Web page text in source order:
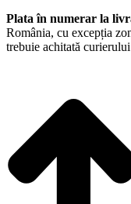
Plata în numerar la
România, cu excepția
trebuie achitată